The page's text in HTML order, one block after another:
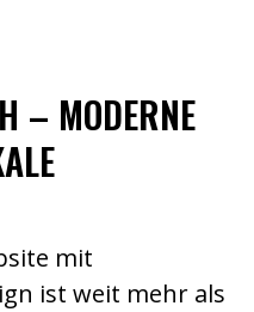
– MODERNE
mit
ist weit mehr als